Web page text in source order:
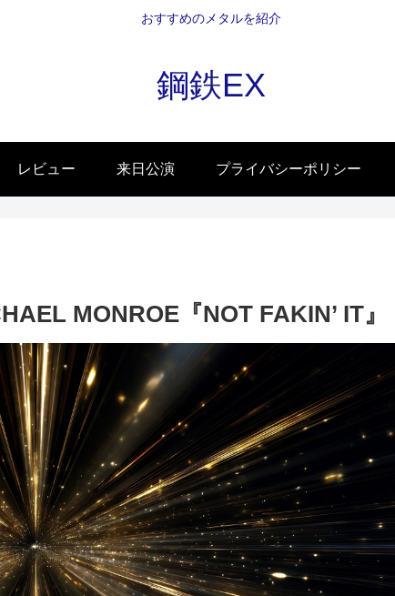
おすすめのメタルを紹介
鋼鉄EX
レビュー 来日公演 プライバシーポリシー
MONROE『NOT FAKIN’ IT』